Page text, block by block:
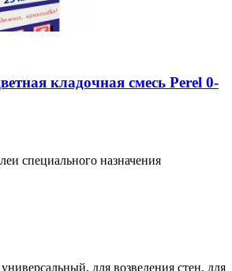
кладочная смесь Perel 0-
специального назначения
для возведения стен, для